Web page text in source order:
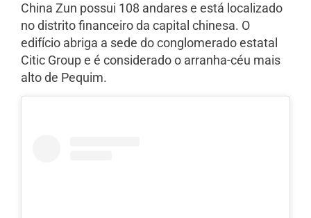
China Zun possui 108 andares e está localizado
no distrito financeiro da capital chinesa. O
edifício abriga a sede do conglomerado estatal
Citic Group e é considerado o arranha-céu mais
alto de Pequim.